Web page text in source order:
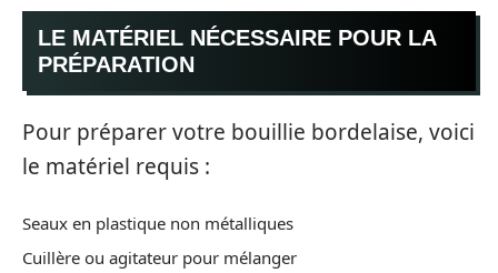
LE MATÉRIEL NÉCESSAIRE POUR LA
PRÉPARATION
Pour préparer votre bouillie bordelaise, voici
le matériel requis :
Seaux en plastique non métalliques
Cuillère ou agitateur pour mélanger